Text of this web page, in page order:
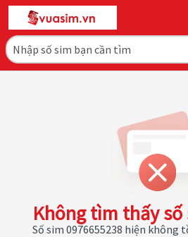
Không tìm thấy số
Số sim 0976655238 hiện không